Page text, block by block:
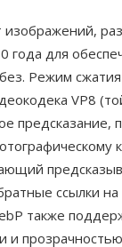
года для
Режим
VP8
предсказание,
ссылки
также
и